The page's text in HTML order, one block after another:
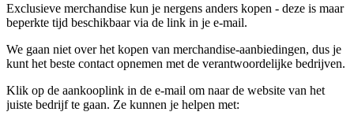
Exclusieve merchandise kun je nergens anders kopen - deze is maar
beperkte tijd beschikbaar via de link in je e-mail.
We gaan niet over het kopen van merchandise-aanbiedingen, dus je
kunt het beste contact opnemen met de verantwoordelijke bedrijven.
Klik op de aankooplink in de e-mail om naar de website van het
juiste bedrijf te gaan. Ze kunnen je helpen met: